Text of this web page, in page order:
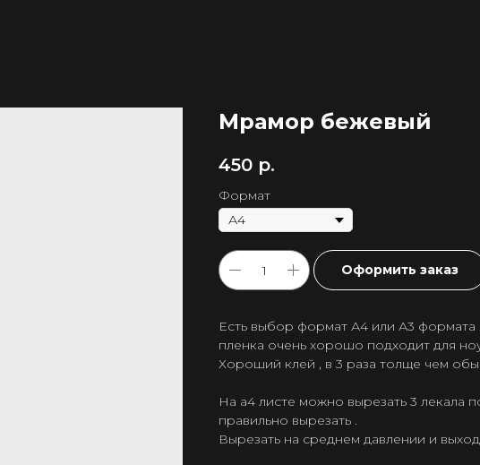
Мрамор бежевый
450 р.
Формат
Оформить заказ
Есть выбор формат А4 или А3 формата
пленка очень хорошо подходит для
Хороший клей , в 3 раза толще чем
На а4 листе можно вырезать 3 лекала
правильно вырезать .
Вырезать на среднем давлении и